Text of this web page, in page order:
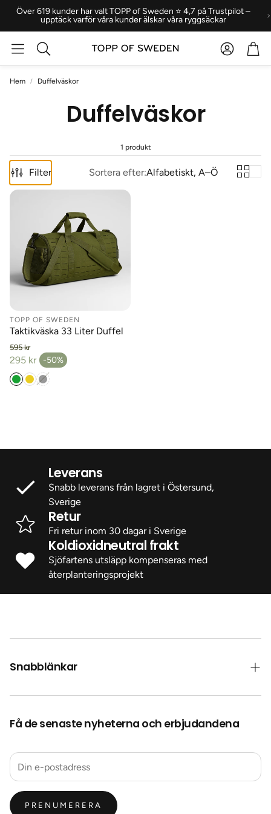
Över 619 kunder har valt TOPP of Sweden ⭐ 4,7 på Trustpilot –
upptäck varför våra kunder älskar våra ryggsäckar
Sök
Konto
Hem Duffelväskor
Duffelväskor
1 produkt
Filter Sortera efter:Alfabetiskt, A–Ö
TOPP OF SWEDEN
Taktikväska 33 Liter Duffel
295 kr -50%
Försäljningspris
Ordinarie pris
595 kr
Leverans
Snabb leverans från lagret i Östersund,
Sverige
Retur
Fri retur inom 30 dagar i Sverige
Koldioxidneutral frakt
Sjöfartens utsläpp kompenseras med
återplanteringsprojekt
Snabblänkar
Frakt
Collab Med Oss
Återbetalningspolicy
Integritetspolicy
Få de senaste nyheterna och erbjudandena
PRENUMERERA